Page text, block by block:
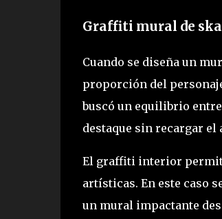
Graffiti mural de
Cuando se diseña un
proporción del
buscó un equilibrio
destaque sin recargar el
El graffiti interior
artísticas. En este caso
un mural impactante